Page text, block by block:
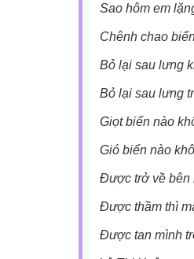
Sao hôm em
Chênh chao
Bỏ lại sau lưng
Bỏ lại sau lưng
Giọt biển nào
Gió biển nào
Được trở về bên
Được thầm thì
Được tan mình